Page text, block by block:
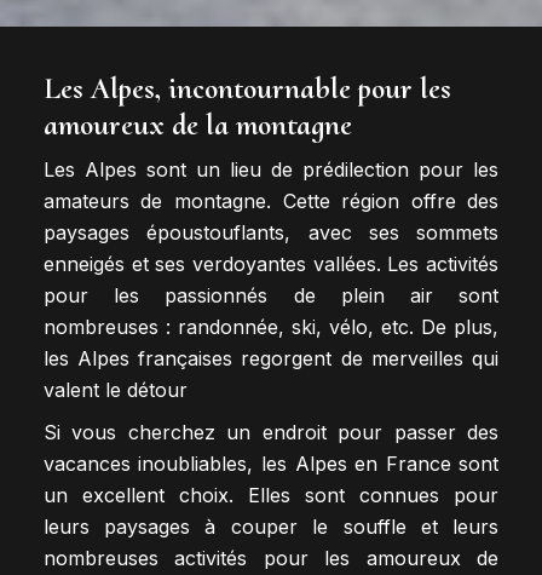
Les Alpes, incontournable pour les
amoureux de la montagne
Les Alpes sont un lieu de prédilection pour les
amateurs de montagne. Cette région offre des
paysages époustouflants, avec ses sommets
enneigés et ses verdoyantes vallées. Les activités
pour les passionnés de plein air sont
nombreuses : randonnée, ski, vélo, etc. De plus,
les Alpes françaises regorgent de merveilles qui
valent le détour
Si vous cherchez un endroit pour passer des
vacances inoubliables, les Alpes en France sont
un excellent choix. Elles sont connues pour
leurs paysages à couper le souffle et leurs
nombreuses activités pour les amoureux de